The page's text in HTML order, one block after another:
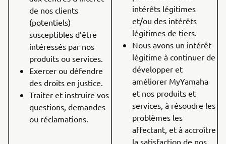
de nos clients
(potentiels)
susceptibles d’être
intéressés par nos
produits ou services.
Exercer ou défendre
des droits en justice.
Traiter et instruire vos
questions, demandes
ou réclamations.
intérêts légitimes
et/ou des intérêts
légitimes de tiers.
Nous avons un intérêt
légitime à continuer de
développer et
améliorer MyYamaha
et nos produits et
services, à résoudre les
problèmes les
affectant, et à accroître
la satisfaction de nos